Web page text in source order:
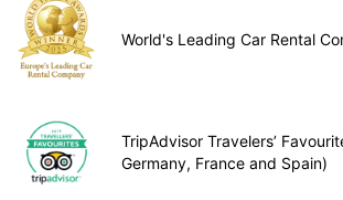
World's Leading Car Rental
TripAdvisor Travelers’
Germany, France and Spain)